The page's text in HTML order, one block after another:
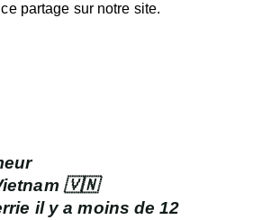
partage sur notre site.
🇻🇳
il y a moins de 12